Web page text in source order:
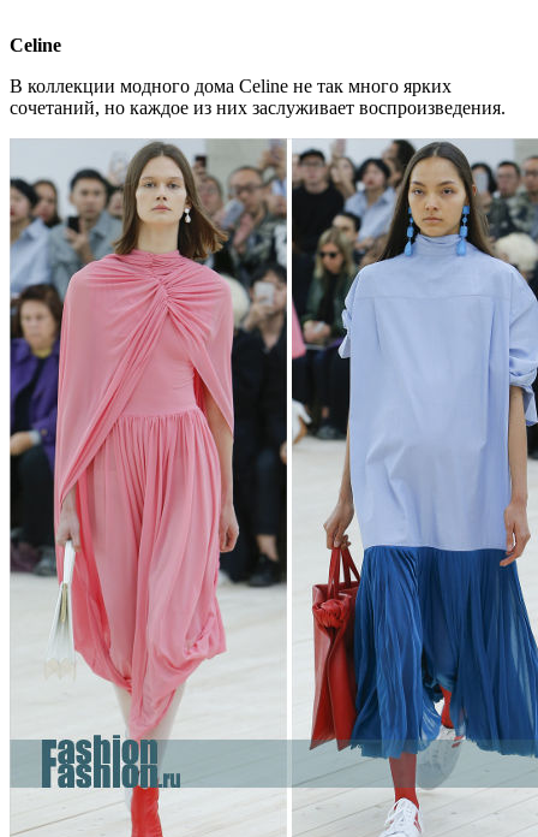
Celine
В коллекции модного дома Celine не так много ярких
сочетаний, но каждое из них заслуживает воспроизведения.